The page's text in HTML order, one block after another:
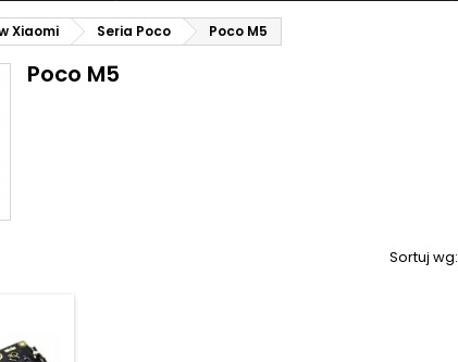
Xiaomi Seria Poco Poco M5
Poco M5
Sortuj wg: